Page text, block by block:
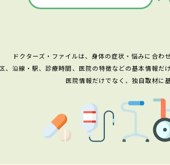
ドクターズ・ファイルは、身体の症状・悩みに合わ
、沿線・駅、診療時間、医院の特徴などの基本情報だ
医院情報だけでなく、独自取材に